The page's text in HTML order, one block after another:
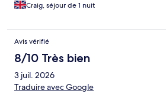
Craig, séjour de 1 nuit
Avis vérifié
8/10 Très bien
3 juil. 2026
Traduire avec Google